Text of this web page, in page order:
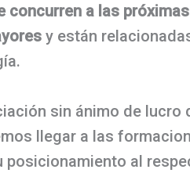
a las
y están
sin ánimo de lucro
llegar a las
posicionamiento al